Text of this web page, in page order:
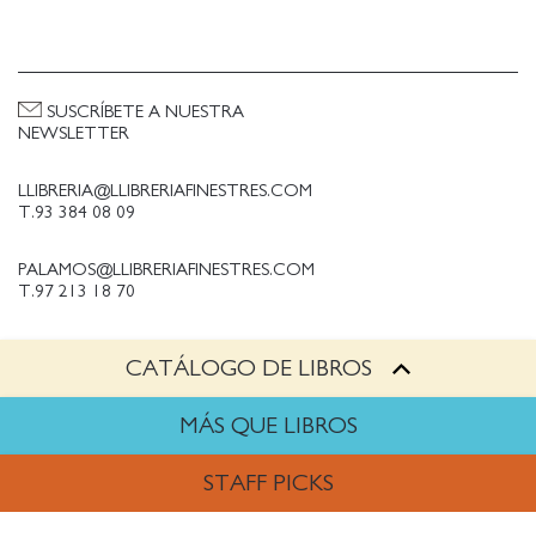
CATÁLOGO DE LIBROS
MÁS QUE LIBROS
STAFF PICKS
LLIBRERIA@LLIBRERIAFINESTRES.COM
T.93 384 08 09
PALAMOS@LLIBRERIAFINESTRES.COM
T.97 213 18 70
PALESTINA@LLIBRERIAFINESTRES.COM
TRABAJA CON NOSOTROS
SUSCRÍBETE A NUESTRA
NEWSLETTER